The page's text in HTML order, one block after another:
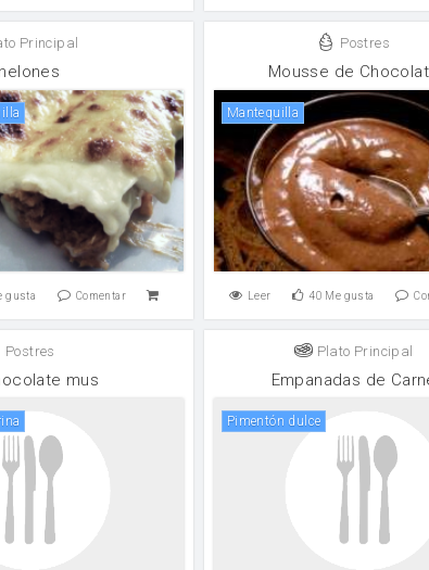
Principal
gusta Comentar
Postres
Mousse de
mantequilla
Leer 40 Me gusta
Postres
mus
Plato Principal
Empanadas de
Pimentón dulce